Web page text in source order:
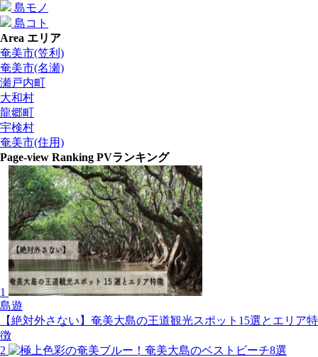
島モノ
島コト
Area エリア
奄美市(笠利)
奄美市(名瀬)
瀬戸内町
大和村
龍郷町
宇検村
奄美市(住用)
Page-view Ranking PVランキング
1
島遊
【絶対外さない】奄美大島の王道観光スポット15選とエリア特
徴
2